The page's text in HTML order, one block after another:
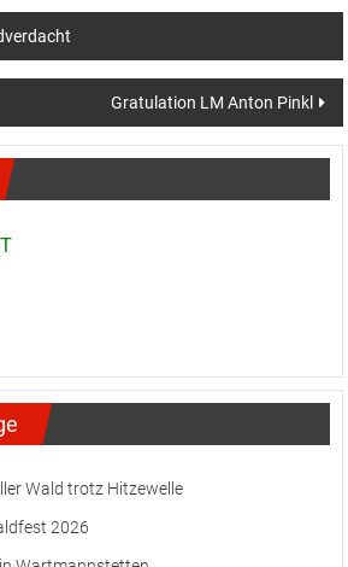
Gratulation LM Anton Pinkl
Wald trotz Hitzewelle
2026